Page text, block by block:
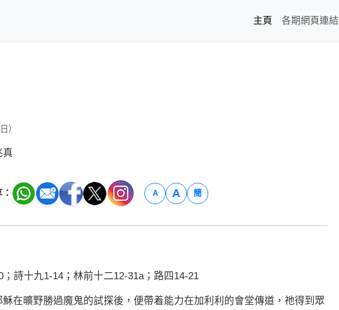
主頁
各期網頁連結
）
A A 簡
十九1-14；林前十二12-31a；路四14-21
曠野勝過魔鬼的試探後，便帶着能力在加利利的會堂傳道，祂得到眾